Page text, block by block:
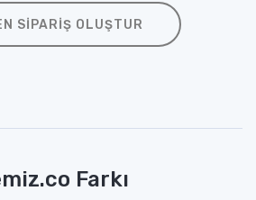
SIPARIŞ OLUŞTUR
Farkı